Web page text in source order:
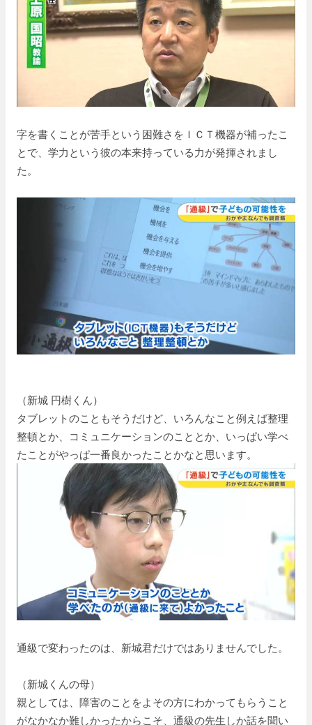
字を書くことが苦手という困難さをＩＣＴ機器が補ったこ
とで、学力という彼の本来持っている力が発揮されまし
た。
（新城 円樹くん）
タブレットのこともそうだけど、いろんなこと例えば整理
整頓とか、コミュニケーションのこととか、いっぱい学べ
たことがやっぱ一番良かったことかなと思います。
通級で変わったのは、新城君だけではありませんでした。
（新城くんの母）
親としては、障害のことをよその方にわかってもらうこと
がなかなか難しかったからこそ、通級の先生しか話を聞い